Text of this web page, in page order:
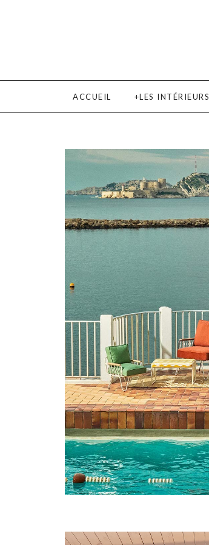
ACCUEIL LES INTÉRIEURS